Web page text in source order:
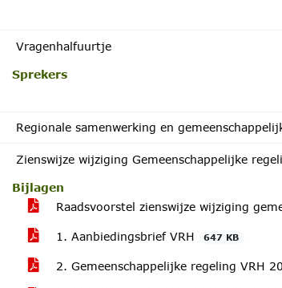
Vragenhalfuurtje
Sprekers
Regionale samenwerking en
Zienswijze wijziging Gemeenschappelijke
Bijlagen
Raadsvoorstel zienswijze wijziging
1. Aanbiedingsbrief VRH 647 KB
2. Gemeenschappelijke regeling VRH